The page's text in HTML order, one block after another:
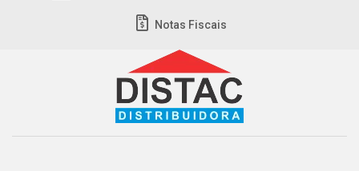
Notas Fiscais